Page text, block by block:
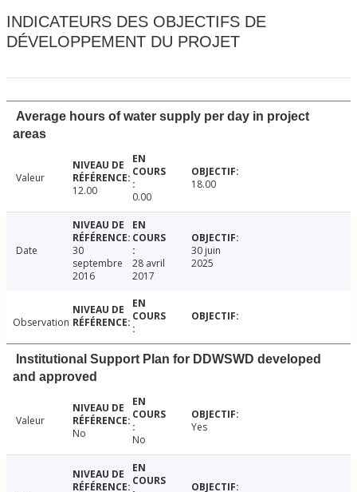
INDICATEURS DES OBJECTIFS DE
DÉVELOPPEMENT DU PROJET
Average hours of water supply per day in project
areas
Valeur
12.00
0.00
18.00
Date
30
septembre
2016
28 avril
2017
30 juin
2025
Observation
Institutional Support Plan for DDWSWD developed
and approved
Valeur
No
No
Yes